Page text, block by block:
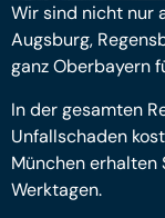
Wir sind nicht nur
Augsburg,
ganz Oberbayern
In der gesamten
Unfallschaden
München erhalten
Werktagen.